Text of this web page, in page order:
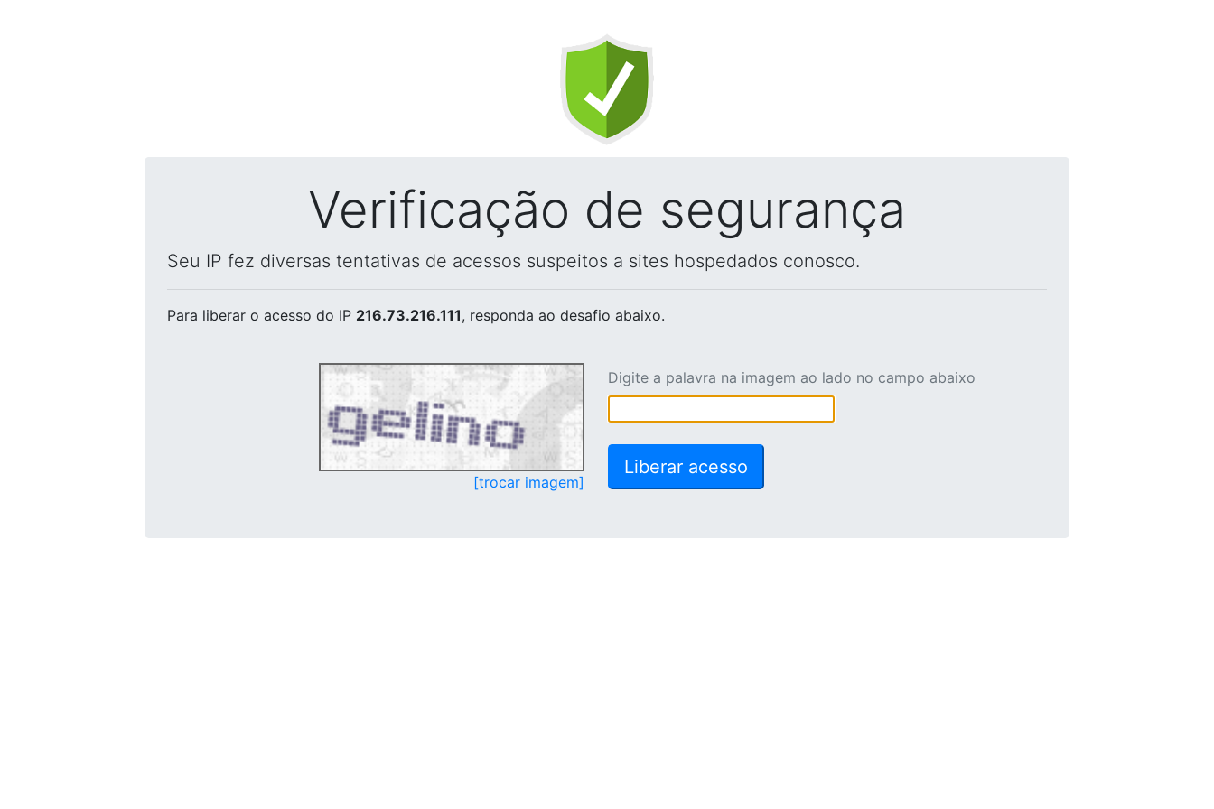
Verificação de segurança
Seu IP fez diversas tentativas de acessos suspeitos a sites hospedados conosco.
Para liberar o acesso do IP 216.73.216.111, responda ao desafio abaixo.
[trocar imagem]
Digite a palavra na imagem ao lado no campo abaixo